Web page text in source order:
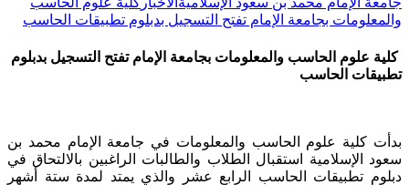
والمعلومات بجامعة الإمام تفتح التسجيل بدبلوم تطبيقات الحاسب
كلية علوم الحاسب والمعلومات بجامعة الإمام تفتح التسجيل بدبلوم
تطبيقات الحاسب
بدأت كلية علوم الحاسب والمعلومات في جامعة الإمام محمد بن
سعود الإسلامية استقبال الطلاب والطالبات الراغبين بالالتحاق في
دبلوم تطبيقات الحاسب الرابع عشر والذي يمتد لمدة ستة أشهر